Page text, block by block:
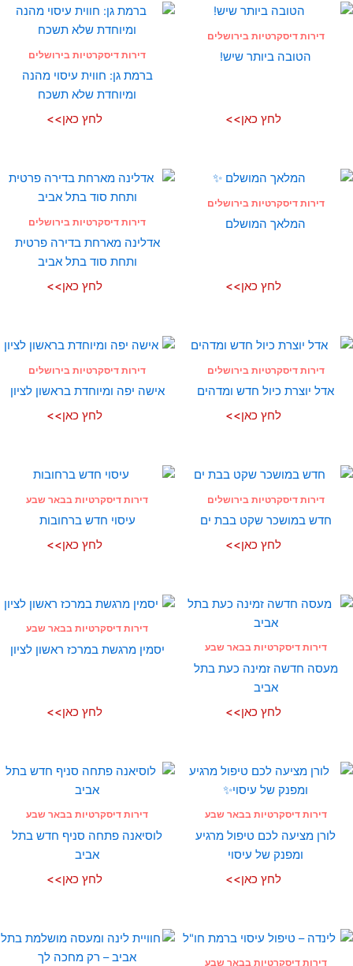
דירות דיסקרטיות בירושלים
הטובה ביותר שיש!
לחץ כאן>>
דירות דיסקרטיות בירושלים
ברמת גן: חווית עיסוי מהנה
ומיוחדת שלא תשכח
לחץ כאן>>
דירות דיסקרטיות בירושלים
המלאך המושלם
לחץ כאן>>
דירות דיסקרטיות בירושלים
אדלינה מארחת בדירה פרטית
ותחת סוד בתל אביב
לחץ כאן>>
דירות דיסקרטיות בירושלים
אדל יוצרת כיול חדש ומדהים
לחץ כאן>>
דירות דיסקרטיות בירושלים
אישה יפה ומיוחדת בראשון לציון
לחץ כאן>>
דירות דיסקרטיות בירושלים
חדש במושכר שקט בבת ים
לחץ כאן>>
דירות דיסקרטיות בבאר שבע
עיסוי חדש ברחובות
לחץ כאן>>
דירות דיסקרטיות בבאר שבע
מעסה חדשה זמינה כעת בתל
אביב
לחץ כאן>>
דירות דיסקרטיות בבאר שבע
יסמין מרגשת במרכז ראשון לציון
לחץ כאן>>
דירות דיסקרטיות בבאר שבע
לורן מציעה לכם טיפול מרגיע
ומפנק של עיסוי
לחץ כאן>>
דירות דיסקרטיות בבאר שבע
לוסיאנה פתחה סניף חדש בתל
אביב
לחץ כאן>>
דירות דיסקרטיות בבאר שבע